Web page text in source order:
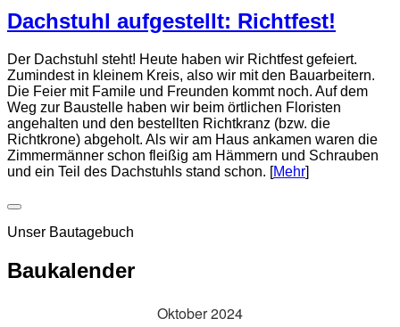
Dachstuhl aufgestellt: Richtfest!
Der Dachstuhl steht! Heute haben wir Richtfest gefeiert.
Zumindest in kleinem Kreis, also wir mit den Bauarbeitern.
Die Feier mit Famile und Freunden kommt noch. Auf dem
Weg zur Baustelle haben wir beim örtlichen Floristen
angehalten und den bestellten Richtkranz (bzw. die
Richtkrone) abgeholt. Als wir am Haus ankamen waren die
Zimmermänner schon fleißig am Hämmern und Schrauben
und ein Teil des Dachstuhls stand schon. [Mehr]
Unser Bautagebuch
Baukalender
Oktober 2024